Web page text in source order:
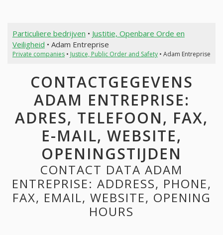
Particuliere bedrijven • Justitie, Openbare Orde en
Veiligheid • Adam Entreprise
Private companies• Justice, Public Order and Safety• Adam Entreprise
CONTACTGEGEVENS
ADAM ENTREPRISE:
ADRES, TELEFOON, FAX,
E-MAIL, WEBSITE,
OPENINGSTIJDEN
CONTACT DATA ADAM
ENTREPRISE: ADDRESS, PHONE,
FAX, EMAIL, WEBSITE, OPENING
HOURS